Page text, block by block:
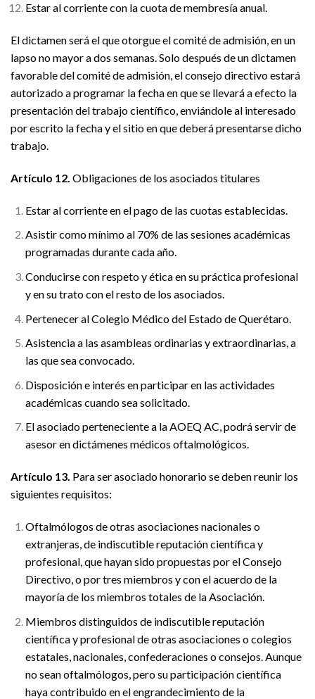
Estar al corriente con la cuota de membresía anual.
El dictamen será el que otorgue el comité de admisión, en un
lapso no mayor a dos semanas. Solo después de un dictamen
favorable del comité de admisión, el consejo directivo estará
autorizado a programar la fecha en que se llevará a efecto la
presentación del trabajo científico, enviándole al interesado
por escrito la fecha y el sitio en que deberá presentarse dicho
trabajo.
Artículo 12. Obligaciones de los asociados titulares
Estar al corriente en el pago de las cuotas establecidas.
Asistir como mínimo al 70% de las sesiones académicas
programadas durante cada año.
Conducirse con respeto y ética en su práctica profesional
y en su trato con el resto de los asociados.
Pertenecer al Colegio Médico del Estado de Querétaro.
Asistencia a las asambleas ordinarias y extraordinarias, a
las que sea convocado.
Disposición e interés en participar en las actividades
académicas cuando sea solicitado.
El asociado perteneciente a la AOEQ AC, podrá servir de
asesor en dictámenes médicos oftalmológicos.
Artículo 13. Para ser asociado honorario se deben reunir los
siguientes requisitos:
Oftalmólogos de otras asociaciones nacionales o
extranjeras, de indiscutible reputación científica y
profesional, que hayan sido propuestas por el Consejo
Directivo, o por tres miembros y con el acuerdo de la
mayoría de los miembros totales de la Asociación.
Miembros distinguidos de indiscutible reputación
científica y profesional de otras asociaciones o colegios
estatales, nacionales, confederaciones o consejos. Aunque
no sean oftalmólogos, pero su participación científica
haya contribuido en el engrandecimiento de la